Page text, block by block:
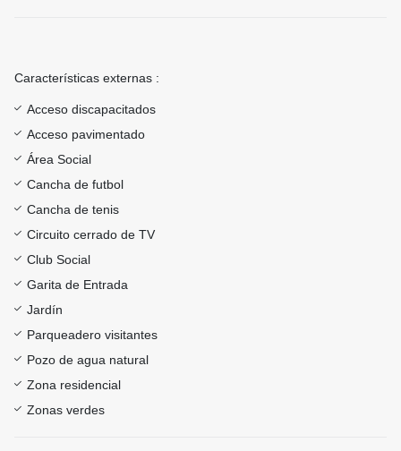
Características externas :
Acceso discapacitados
Acceso pavimentado
Área Social
Cancha de futbol
Cancha de tenis
Circuito cerrado de TV
Club Social
Garita de Entrada
Jardín
Parqueadero visitantes
Pozo de agua natural
Zona residencial
Zonas verdes